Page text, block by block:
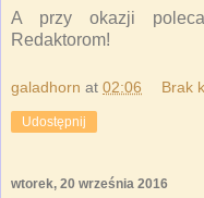
A przy okazji
Redaktorom!
galadhorn at 02:06 Brak
Udostępnij
wtorek, 20 września 2016